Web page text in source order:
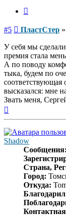
#5 Сообщение
ПластСтер »
У себя мы
премия стала
А по поводу
тыка, будем по
соответствующая
высказался: мне
Звать меня,
Shadow
Сообщения:
Страна,
Город:
Откуда: